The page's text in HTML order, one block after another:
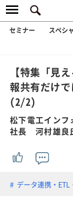
セミナー スペシ
【特集「見
報共有だけ
(2/2)
松下電工イン
社長 河村雄良
データ連携・ETL